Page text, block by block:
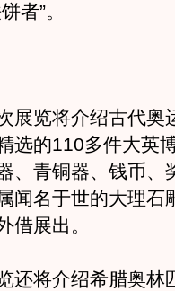
者”。
览将介绍古代奥
选的110多件大英
、青铜器、钱币、
闻名于世的大理石
借展出。
将介绍希腊奥林